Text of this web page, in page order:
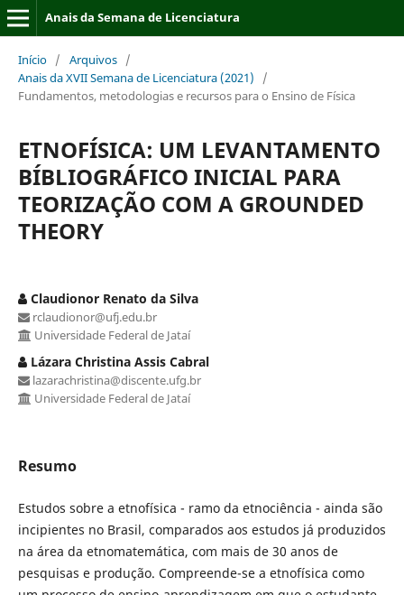
Anais da Semana de Licenciatura
Início / Arquivos /
Anais da XVII Semana de Licenciatura (2021)
/
Fundamentos, metodologias e recursos para o Ensino de Física
ETNOFÍSICA: UM LEVANTAMENTO
BÍBLIOGRÁFICO INICIAL PARA
TEORIZAÇÃO COM A GROUNDED
THEORY
Claudionor Renato da Silva
rclaudionor@ufj.edu.br
Universidade Federal de Jataí
Lázara Christina Assis Cabral
lazarachristina@discente.ufg.br
Universidade Federal de Jataí
Resumo
Estudos sobre a etnofísica - ramo da etnociência - ainda são
incipientes no Brasil, comparados aos estudos já produzidos
na área da etnomatemática, com mais de 30 anos de
pesquisas e produção. Compreende-se a etnofísica como